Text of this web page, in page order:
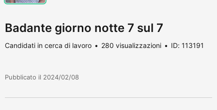
Badante giorno notte 7 sul 7
Candidati in cerca di lavoro 280 visualizzazioni ID: 113191
Pubblicato il 2024/02/08